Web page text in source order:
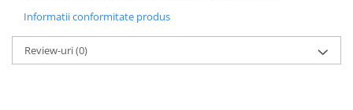
Informatii conformitate produs
Review-uri(0)